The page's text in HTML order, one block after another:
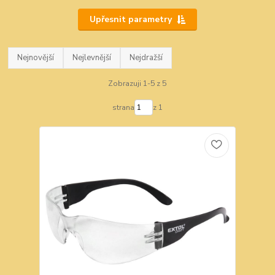
Upřesnit parametry
Nejnovější Nejlevnější Nejdražší
Zobrazuji 1-5 z 5
strana z 1